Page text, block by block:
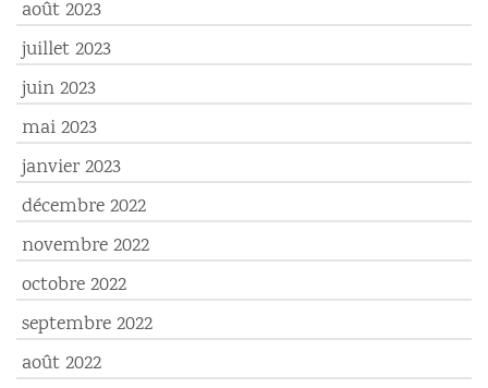
août 2023
juillet 2023
juin 2023
mai 2023
janvier 2023
décembre 2022
novembre 2022
octobre 2022
septembre 2022
août 2022